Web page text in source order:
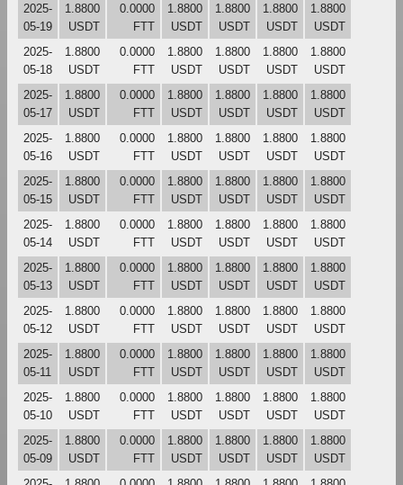
2025-
05-19
1.8800
USDT
0.0000
FTT
1.8800
USDT
1.8800
USDT
1.8800
USDT
1.8800
USDT
2025-
05-18
1.8800
USDT
0.0000
FTT
1.8800
USDT
1.8800
USDT
1.8800
USDT
1.8800
USDT
2025-
05-17
1.8800
USDT
0.0000
FTT
1.8800
USDT
1.8800
USDT
1.8800
USDT
1.8800
USDT
2025-
05-16
1.8800
USDT
0.0000
FTT
1.8800
USDT
1.8800
USDT
1.8800
USDT
1.8800
USDT
2025-
05-15
1.8800
USDT
0.0000
FTT
1.8800
USDT
1.8800
USDT
1.8800
USDT
1.8800
USDT
2025-
05-14
1.8800
USDT
0.0000
FTT
1.8800
USDT
1.8800
USDT
1.8800
USDT
1.8800
USDT
2025-
05-13
1.8800
USDT
0.0000
FTT
1.8800
USDT
1.8800
USDT
1.8800
USDT
1.8800
USDT
2025-
05-12
1.8800
USDT
0.0000
FTT
1.8800
USDT
1.8800
USDT
1.8800
USDT
1.8800
USDT
2025-
05-11
1.8800
USDT
0.0000
FTT
1.8800
USDT
1.8800
USDT
1.8800
USDT
1.8800
USDT
2025-
05-10
1.8800
USDT
0.0000
FTT
1.8800
USDT
1.8800
USDT
1.8800
USDT
1.8800
USDT
2025-
05-09
1.8800
USDT
0.0000
FTT
1.8800
USDT
1.8800
USDT
1.8800
USDT
1.8800
USDT